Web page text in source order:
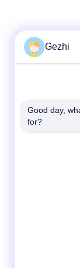
86-
Gezhi
Good day,
for?